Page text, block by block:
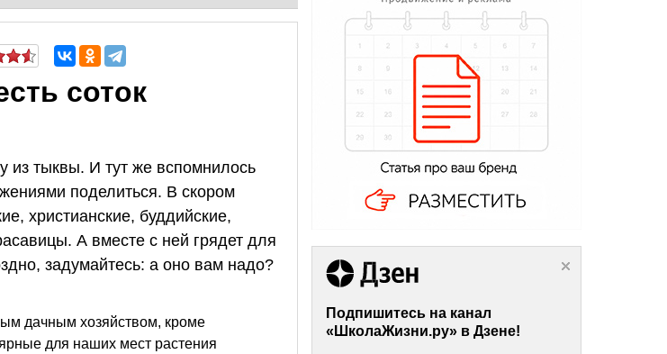
соток
из тыквы. И тут же вспомнилось
поделиться. В скором
христианские, буддийские,
А вместе с ней грядет для
задумайтесь: а оно вам надо?
дачным хозяйством, кроме
для наших мест растения
Подпишитесь на канал
«ШколаЖизни.ру» в Дзене!